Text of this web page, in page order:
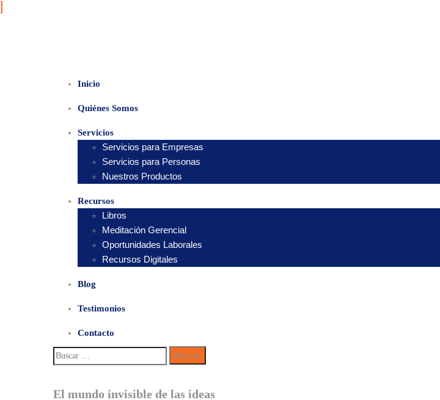
Inicio
Quiénes Somos
Servicios
Servicios para Empresas
Servicios para Personas
Nuestros Productos
Recursos
Libros
Meditación Gerencial
Oportunidades Laborales
Recursos Digitales
Blog
Testimonios
Contacto
Buscar:
El mundo invisible de las ideas